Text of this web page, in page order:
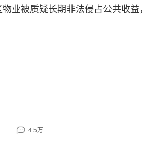
业被质疑长期非法侵占公共收益
4.5万